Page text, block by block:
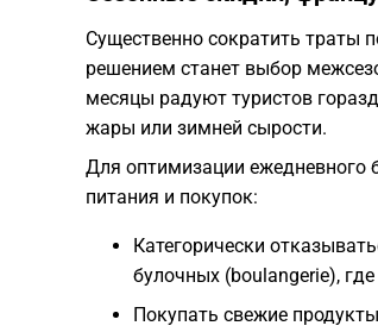
Существенно сократить траты
решением станет выбор
месяцы радуют туристов
жары или зимней сырости.
Для оптимизации ежедневного
питания и покупок:
Категорически
булочных (boulangerie),
Покупать свежие